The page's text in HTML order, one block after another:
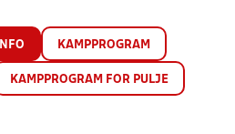
INFO KAMPPROGRAM
KAMPPROGRAM FOR PULJE